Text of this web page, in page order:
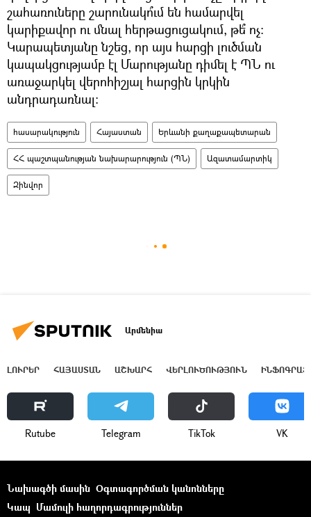
շահառուները շարունակո՞ւմ են համարվել
կարիքավոր ու մնալ հերթացուցակում, թե՞ ոչ։
Կարապետյանը նշեց, որ այս հարցի լուծման
կապակցությամբ էլ Մարությանը դիմել է ՊՆ ու
առաջարկել վերոհիշյալ հարցին կրկին
անդրադառնալ։
հասարակություն Հայաստան Երևանի քաղաքապետարան
ՀՀ պաշտպանության նախարարություն (ՊՆ) Ազատամարտիկ
Զինվոր
Արմենիա
ԼՈՒՐԵՐ ՀԱՅԱՍՏԱՆ ԱՇԽԱՐՀ ՎԵՐԼՈՒԾՈՒԹՅՈՒՆ
Rutube Telegram ТikТоk VK
Նախագծի մասին Օգտագործման կանոնները
Կապ Մամուլի հաղորդագրություններ